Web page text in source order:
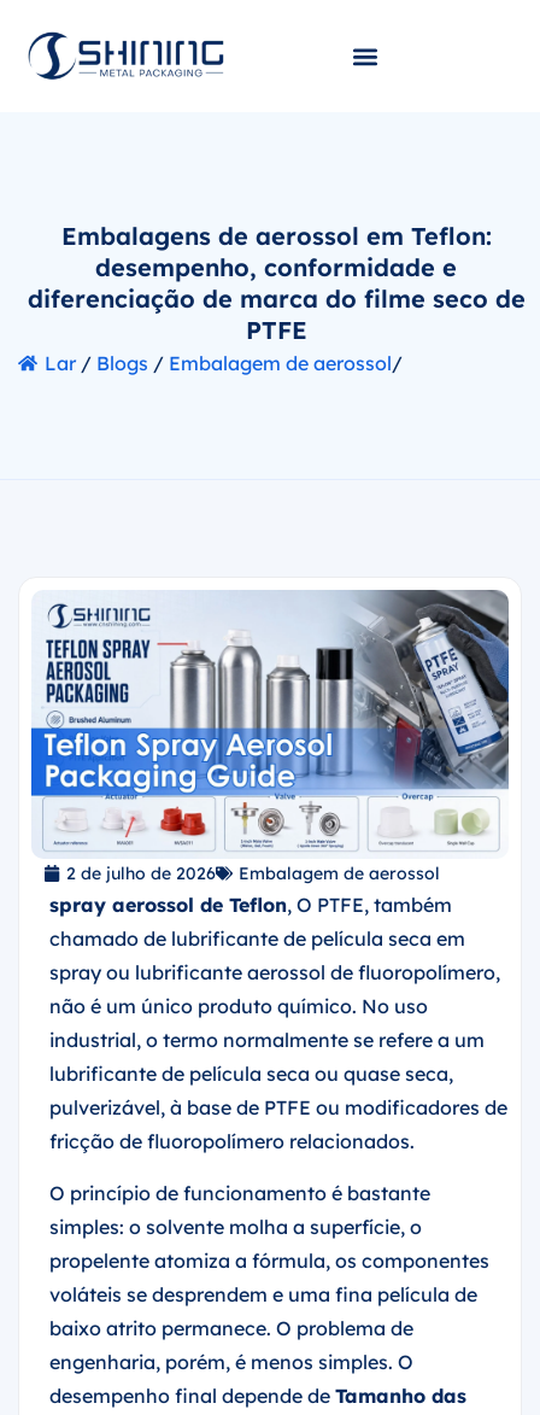
Embalagens de aerossol em Teflon:
desempenho, conformidade e
diferenciação de marca do filme seco de
PTFE
Lar/ Blogs / Embalagem de aerossol/
2 de julho de 2026 Embalagem de aerossol
spray aerossol de Teflon, O PTFE, também
chamado de lubrificante de película seca em
spray ou lubrificante aerossol de fluoropolímero,
não é um único produto químico. No uso
industrial, o termo normalmente se refere a um
lubrificante de película seca ou quase seca,
pulverizável, à base de PTFE ou modificadores de
fricção de fluoropolímero relacionados.
O princípio de funcionamento é bastante
simples: o solvente molha a superfície, o
propelente atomiza a fórmula, os componentes
voláteis se desprendem e uma fina película de
baixo atrito permanece. O problema de
engenharia, porém, é menos simples. O
desempenho final depende de Tamanho das